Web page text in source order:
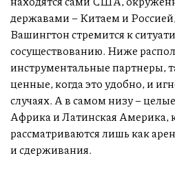
державами – Китаем и
Вашингтон стремится к
сосуществованию. Ниже
инструментальные партнеры,
ценные, когда это удобно, и
случаях. А в самом низу –
Африка и Латинская Америка,
рассматриваются лишь как
и сдерживания.